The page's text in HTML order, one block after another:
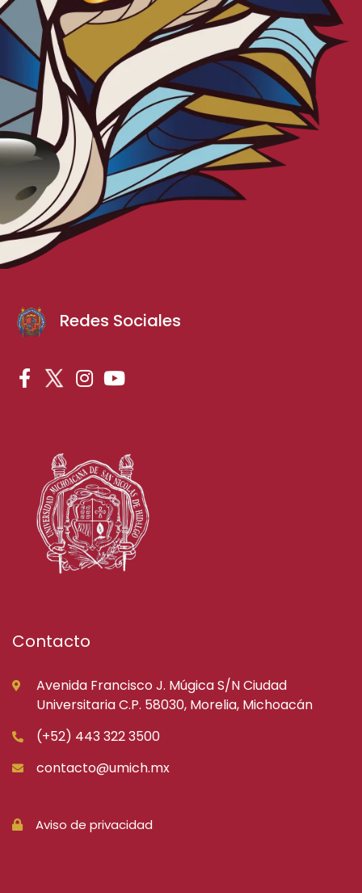
Redes Sociales
Contacto
Avenida Francisco J. Múgica S/N Ciudad
Universitaria C.P. 58030, Morelia, Michoacán
(+52) 443 322 3500
contacto@umich.mx
Aviso de privacidad